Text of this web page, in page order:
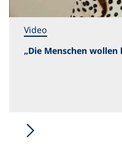
Video
„Die Menschen